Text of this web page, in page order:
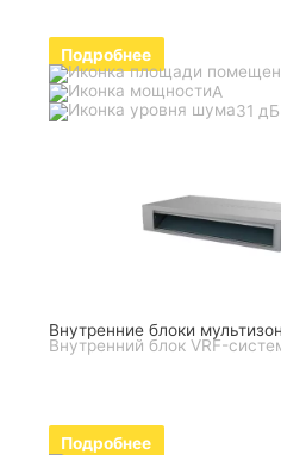
Подробнее
A
31 дБ
Внутренние блоки
Внутренний блок VRF-
Подробнее